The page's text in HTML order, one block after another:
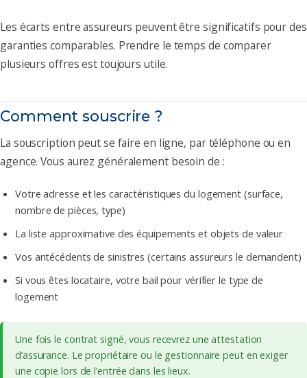
Les écarts entre assureurs peuvent être significatifs pour des
garanties comparables. Prendre le temps de comparer
plusieurs offres est toujours utile.
Comment souscrire ?
La souscription peut se faire en ligne, par téléphone ou en
agence. Vous aurez généralement besoin de :
Votre adresse et les caractéristiques du logement (surface,
nombre de pièces, type)
La liste approximative des équipements et objets de valeur
Vos antécédents de sinistres (certains assureurs le demandent)
Si vous êtes locataire, votre bail pour vérifier le type de
logement
Une fois le contrat signé, vous recevrez une attestation
d’assurance. Le propriétaire ou le gestionnaire peut en exiger
une copie lors de l’entrée dans les lieux.